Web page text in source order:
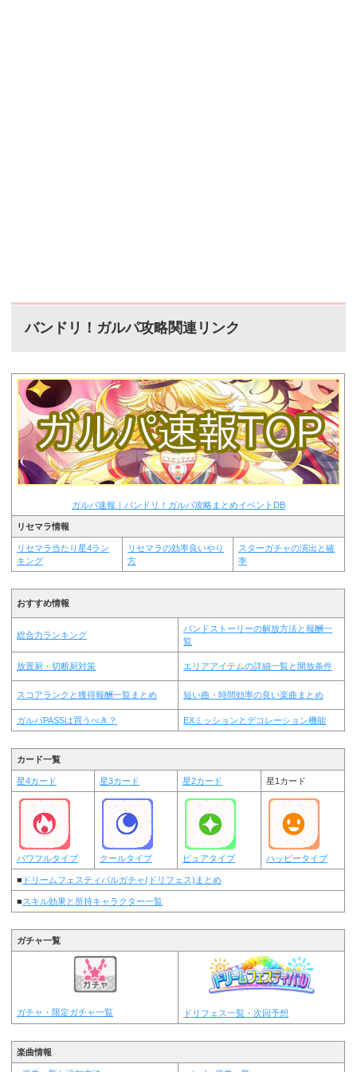
バンドリ！ガルパ攻略関連リンク
ガルパ速報｜バンドリ！ガルパ攻略まとめイベントDB
リセマラ情報
リセマラ当たり星4ラン
キング
リセマラの効率良いやり
方
スターガチャの演出と確
率
おすすめ情報
総合力ランキング
バンドストーリーの解放方法と報酬一
覧
放置厨・切断厨対策 エリアアイテムの詳細一覧と開放条件
スコアランクと獲得報酬一覧まとめ 短い曲・時間効率の良い楽曲まとめ
ガルパPASSは買うべき？ EXミッションとデコレーション機能
カード一覧
星4カード 星3カード 星2カード 星1カード
パワフルタイプ クールタイプ ピュアタイプ ハッピータイプ
■ ドリームフェスティバルガチャ(ドリフェス)まとめ
■スキル効果と所持キャラクター一覧
ガチャ一覧
ガチャ・限定ガチャ一覧 ドリフェス一覧・次回予想
楽曲情報